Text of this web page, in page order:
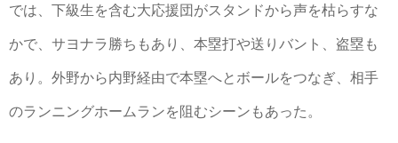
では、下級生を含む大応援団がスタンドから声を枯らすな
かで、サヨナラ勝ちもあり、本塁打や送りバント、盗塁も
あり。外野から内野経由で本塁へとボールをつなぎ、相手
のランニングホームランを阻むシーンもあった。